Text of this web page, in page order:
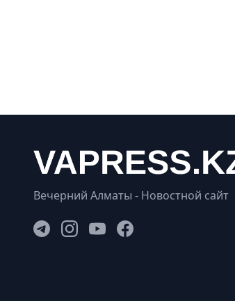
Вечерний Алматы - Новостной сайт